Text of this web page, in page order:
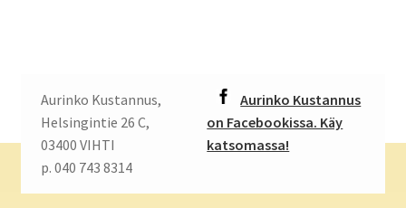
Aurinko Kustannus,
Helsingintie 26 C,
03400 VIHTI
p. 040 743 8314
Aurinko Kustannus
on Facebookissa. Käy
katsomassa!